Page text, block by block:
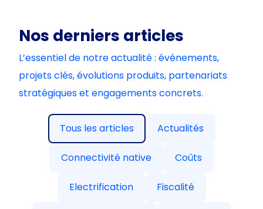
Nos derniers articles
L’essentiel de notre actualité : événements,
projets clés, évolutions produits, partenariats
stratégiques et engagements concrets.
Tous les articles Actualités
Connectivité native Coûts
Electrification Fiscalité